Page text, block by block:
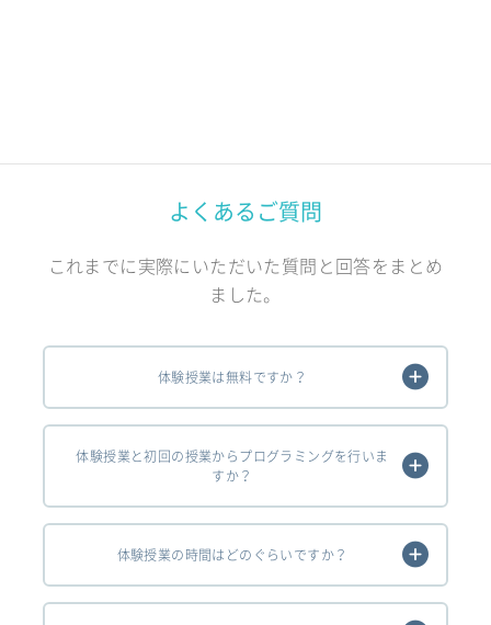
よくあるご質問
これまでに実際にいただいた質問と回答をまとめ
ました。
体験授業は無料ですか？
体験授業と初回の授業からプログラミングを行いま
すか？
体験授業の時間はどのぐらいですか？